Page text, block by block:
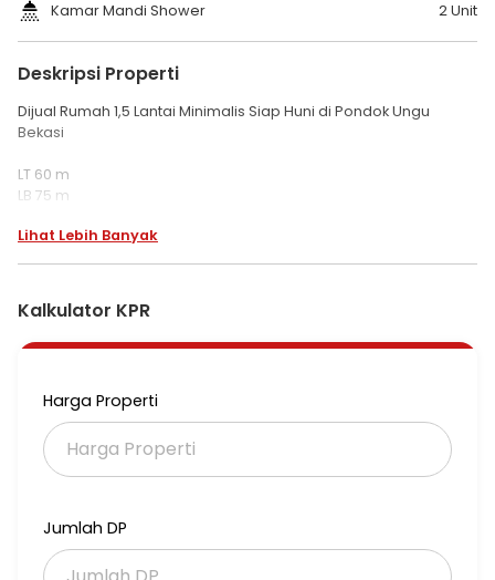
Kamar Mandi Shower 2 Unit
Deskripsi Properti
Dijual Rumah 1,5 Lantai Minimalis Siap Huni di Pondok Ungu
Bekasi
LT 60 m
LB 75 m
Disediakan Kompor tanam dan Toren
Shm
Harga 575 Juta Nego
Lihat Lebih Banyak
Kalkulator KPR
Harga Properti
Jumlah DP